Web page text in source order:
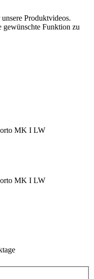
Produktvideos.
gewünschte Funktion zu